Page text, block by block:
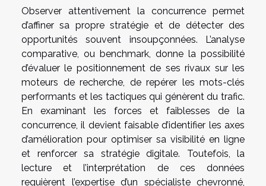
Observer attentivement la concurrence permet
d’affiner sa propre stratégie et de détecter des
opportunités souvent insoupçonnées. L’analyse
comparative, ou benchmark, donne la possibilité
d’évaluer le positionnement de ses rivaux sur les
moteurs de recherche, de repérer les mots-clés
performants et les tactiques qui génèrent du trafic.
En examinant les forces et faiblesses de la
concurrence, il devient faisable d’identifier les axes
d’amélioration pour optimiser sa visibilité en ligne
et renforcer sa stratégie digitale. Toutefois, la
lecture et l’interprétation de ces données
requièrent l’expertise d’un spécialiste chevronné,